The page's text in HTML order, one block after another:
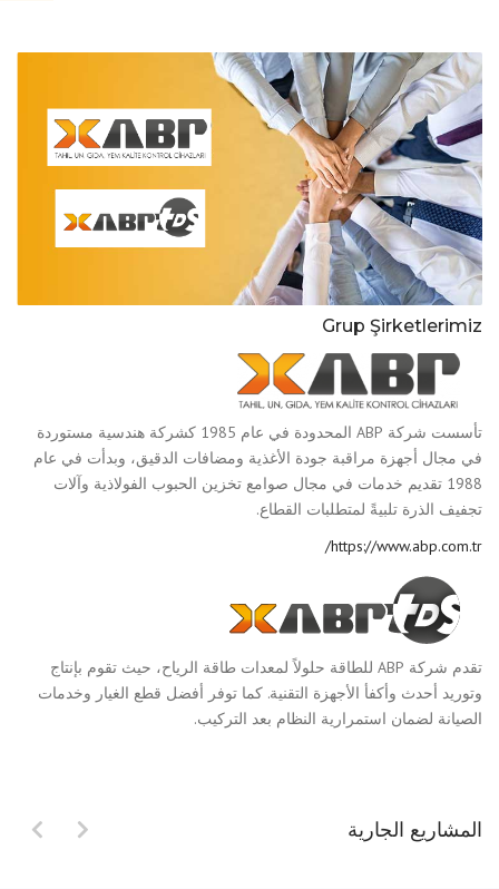
Grup Şirketlerimiz
تأسست شركة ABP المحدودة في عام 1985 كشركة هندسية مستوردة
في مجال أجهزة مراقبة جودة الأغذية ومضافات الدقيق، وبدأت في عام
1988 تقديم خدمات في مجال صوامع تخزين الحبوب الفولاذية وآلات
تجفيف الذرة تلبيةً لمتطلبات القطاع.
https://www.abp.com.tr/
تقدم شركة ABP للطاقة حلولاً لمعدات طاقة الرياح، حيث تقوم بإنتاج
وتوريد أحدث وأكفأ الأجهزة التقنية. كما توفر أفضل قطع الغيار وخدمات
الصيانة لضمان استمرارية النظام بعد التركيب.
المشاريع الجارية